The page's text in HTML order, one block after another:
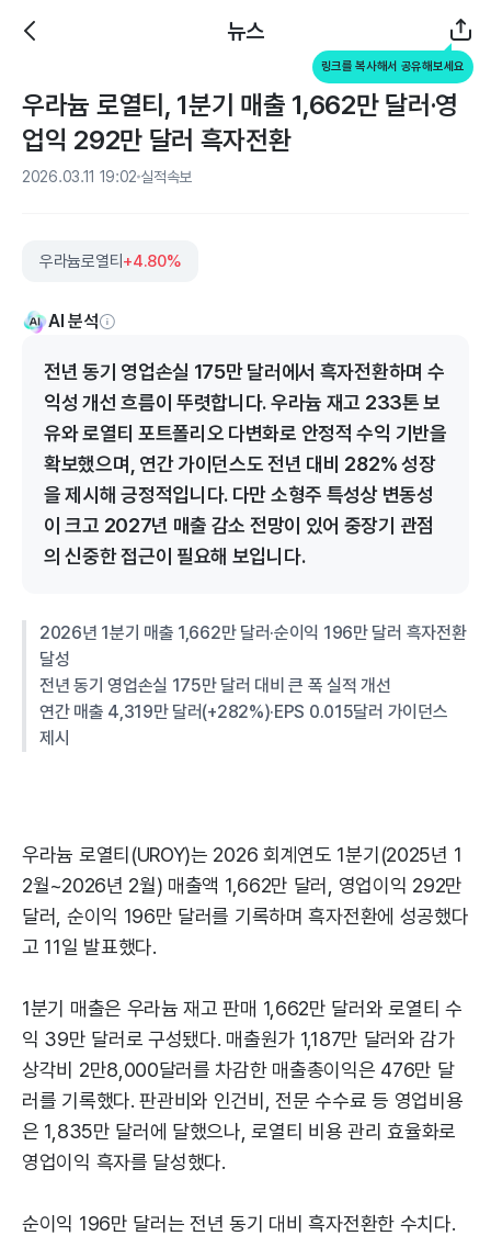
뉴스
링크를 복사해서 공유해보세요
우라늄 로열티, 1분기 매출 1,662만 달러·영
업익 292만 달러 흑자전환
2026.03.11 19:02 실적속보
우라늄로열티 +4.80%
AI 분석
전년 동기 영업손실 175만 달러에서 흑자전환하며 수
익성 개선 흐름이 뚜렷합니다. 우라늄 재고 233톤 보
유와 로열티 포트폴리오 다변화로 안정적 수익 기반을
확보했으며, 연간 가이던스도 전년 대비 282% 성장
을 제시해 긍정적입니다. 다만 소형주 특성상 변동성
이 크고 2027년 매출 감소 전망이 있어 중장기 관점
의 신중한 접근이 필요해 보입니다.
2026년 1분기 매출 1,662만 달러·순이익 196만 달러 흑자전환
달성
전년 동기 영업손실 175만 달러 대비 큰 폭 실적 개선
연간 매출 4,319만 달러(+282%)·EPS 0.015달러 가이던스
제시
우라늄 로열티(UROY)는 2026 회계연도 1분기(2025년 1
2월~2026년 2월) 매출액 1,662만 달러, 영업이익 292만
달러, 순이익 196만 달러를 기록하며 흑자전환에 성공했다
고 11일 발표했다.
1분기 매출은 우라늄 재고 판매 1,662만 달러와 로열티 수
익 39만 달러로 구성됐다. 매출원가 1,187만 달러와 감가
상각비 2만8,000달러를 차감한 매출총이익은 476만 달
러를 기록했다. 판관비와 인건비, 전문 수수료 등 영업비용
은 1,835만 달러에 달했으나, 로열티 비용 관리 효율화로
영업이익 흑자를 달성했다.
순이익 196만 달러는 전년 동기 대비 흑자전환한 수치다.